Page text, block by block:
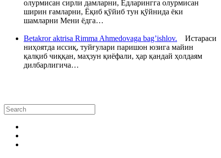
олурмисан сирли дамларни, Ёдларингга олурмисан
ширин ғамларни, Ёқиб қўйиб тун қўйнида ёки
шамларни Мени ёдга…
Betakror aktrisa Rimma Ahmedovaga bag’ishlov. Истараси
ниҳоятда иссиқ, туйғулари паришон юзига майин
қалқиб чиққан, маҳзун қиёфали, ҳар қандай ҳолдаям
дилбарлигича…